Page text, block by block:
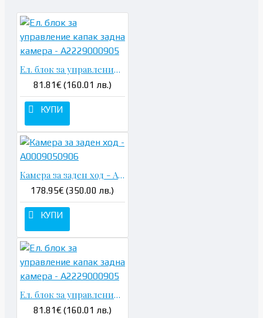
Ел. блок за управление капак задна камера - A2229000905
81.81€ (160.01 лв.)
КУПИ
Камера за заден ход - A0009050906
178.95€ (350.00 лв.)
КУПИ
Ел. блок за управление капак задна камера - A2229000905
81.81€ (160.01 лв.)